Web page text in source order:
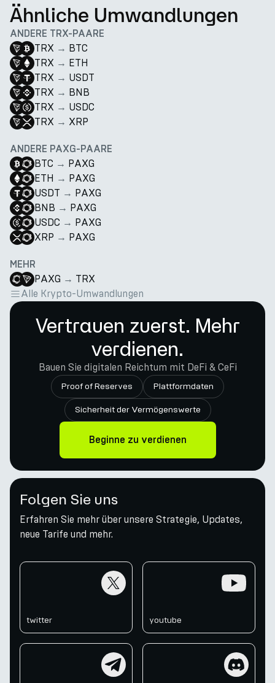
Ähnliche Umwandlungen
ANDERE TRX-PAARE
TRX → BTC
TRX → ETH
TRX → USDT
TRX → BNB
TRX → USDC
TRX → XRP
ANDERE PAXG-PAARE
BTC → PAXG
ETH → PAXG
USDT → PAXG
BNB → PAXG
USDC → PAXG
XRP → PAXG
MEHR
PAXG → TRX
Alle Krypto-Umwandlungen
Vertrauen zuerst. Mehr
verdienen.
Bauen Sie digitalen Reichtum mit DeFi & CeFi
Proof of Reserves Plattformdaten
Sicherheit der Vermögenswerte
Beginne zu verdienen
Folgen Sie uns
Erfahren Sie mehr über unsere Strategie, Updates,
neue Tarife und mehr.
twitter youtube